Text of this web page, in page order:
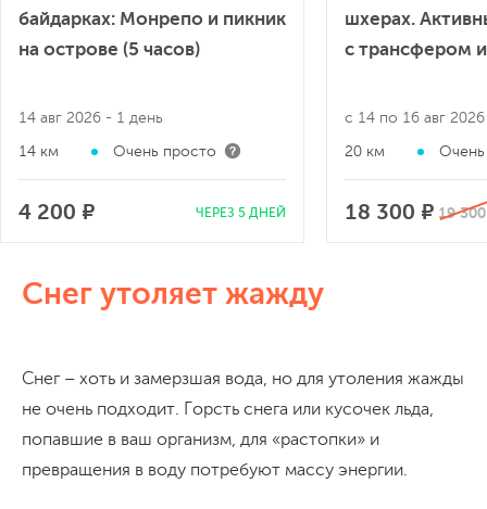
байдарках: Монрепо и пикник
на острове (5 часов)
14 авг 2026 - 1 день
14 км Очень просто
4 200 ₽ ЧЕРЕЗ 5 ДНЕЙ
шхерах.
с трансфером
с 14 по 16 авг
20 км
18 300 ₽ 19
Снег утоляет жажду
Снег – хоть и замерзшая вода, но для утоления жажды
не очень подходит. Горсть снега или кусочек льда,
попавшие в ваш организм, для «растопки» и
превращения в воду потребуют массу энергии.